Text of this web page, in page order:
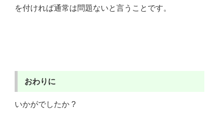
を付ければ通常は問題ないと言うことです。
おわりに
いかがでしたか ?